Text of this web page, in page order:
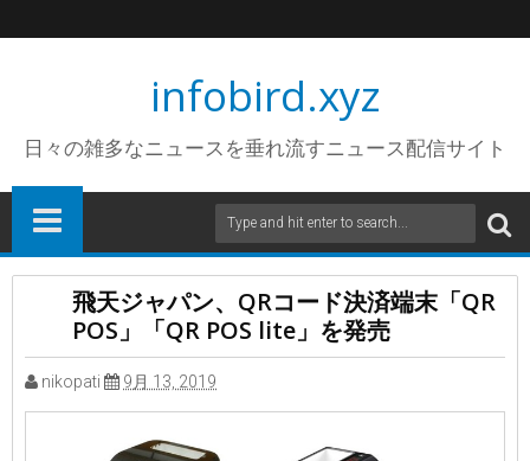
infobird.xyz
日々の雑多なニュースを垂れ流すニュース配信サイト
飛天ジャパン、QRコード決済端末「QR
POS」「QR POS lite」を発売
nikopati 9月 13, 2019